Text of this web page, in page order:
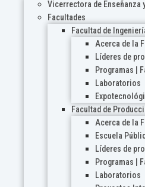
Vicerrectora de Enseñanza
Facultades
Facultad de
Acerca de la
Líderes de
Programas |
Laboratorios
Facultad de
Acerca de la
Escuela
Líderes de
Programas |
Laboratorios